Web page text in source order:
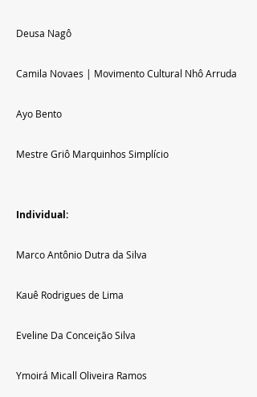
Deusa Nagô
Camila Novaes | Movimento Cultural Nhô Arruda
Ayo Bento
Mestre Griô Marquinhos Simplício
Individual:
Marco Antônio Dutra da Silva
Kauê Rodrigues de Lima
Eveline Da Conceição Silva
Ymoirá Micall Oliveira Ramos